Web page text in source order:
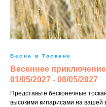
Весна в Тоскане
Весеннее
01/05/2027 - 06/05/2027
Представьте бесконечные
высокими кипарисами на